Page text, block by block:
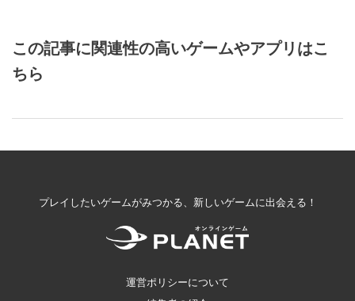
この記事に関連性の高いゲームやアプリはこ
ちら
プレイしたいゲームがみつかる、新しいゲームに出会える！
運営ポリシーについて